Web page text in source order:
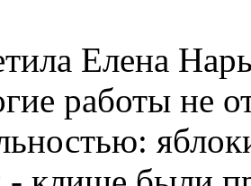
Елена
работы не